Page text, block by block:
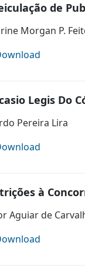
de
Morgan P.
Legis Do
Pereira Lira
à
Aguiar de